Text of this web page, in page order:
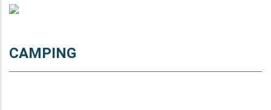
CAMPING